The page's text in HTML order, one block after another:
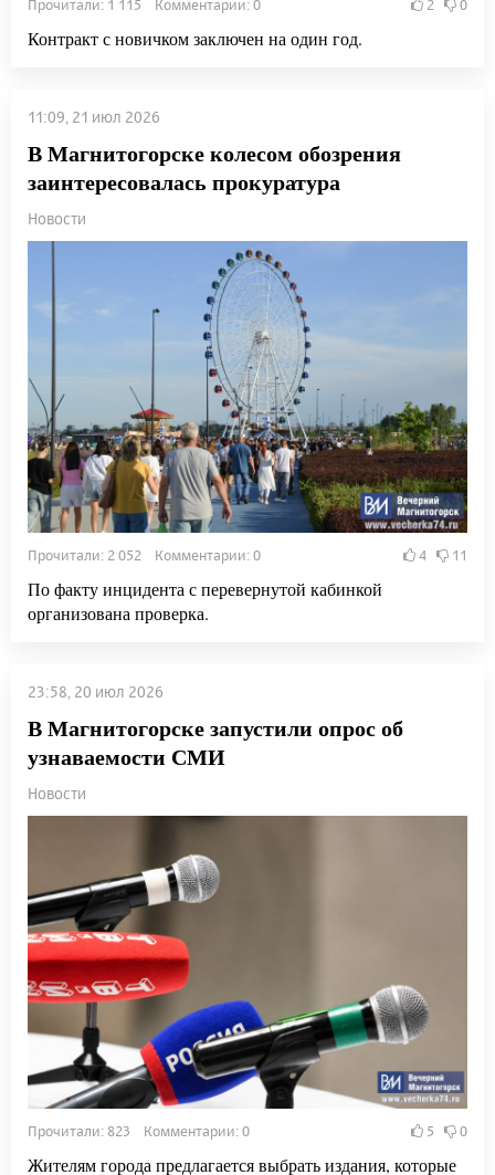
Прочитали: 1 115 Комментарии: 0 2 0
Контракт с новичком заключен на один год.
11:09, 21 июл 2026
В Магнитогорске колесом обозрения
заинтересовалась прокуратура
Новости
Прочитали: 2 052 Комментарии: 0 4 11
По факту инцидента с перевернутой кабинкой
организована проверка.
23:58, 20 июл 2026
В Магнитогорске запустили опрос об
узнаваемости СМИ
Новости
Прочитали: 823 Комментарии: 0 5 0
Жителям города предлагается выбрать издания, которые